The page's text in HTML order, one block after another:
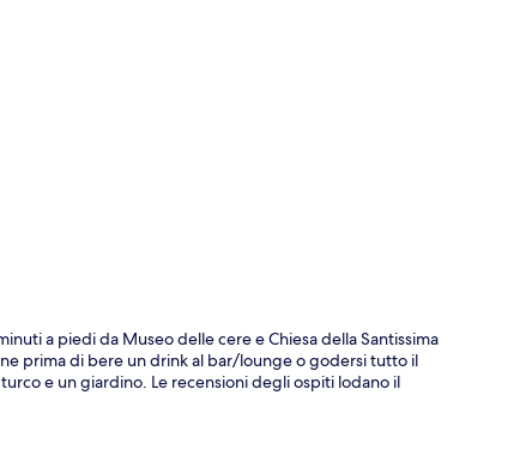
a piedi da Museo delle cere e Chiesa della Santissima
prima di bere un drink al bar/lounge o godersi tutto il
e un giardino. Le recensioni degli ospiti lodano il